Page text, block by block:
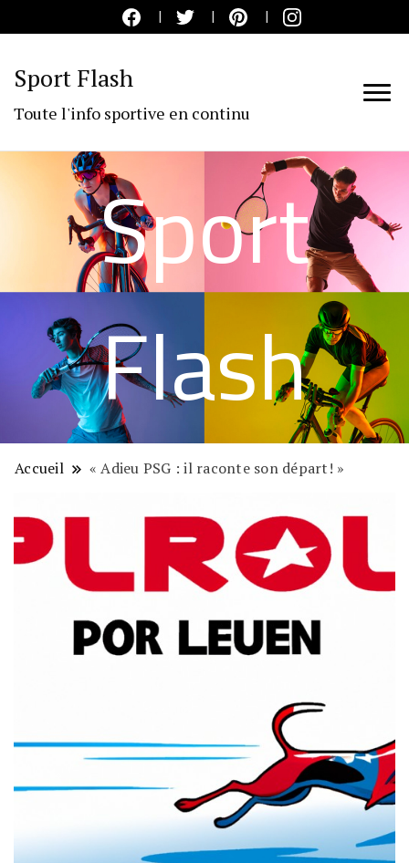
Sport Flash
Toute l'info sportive en continu
Sport
Flash
Accueil « Adieu PSG : il raconte son départ! »